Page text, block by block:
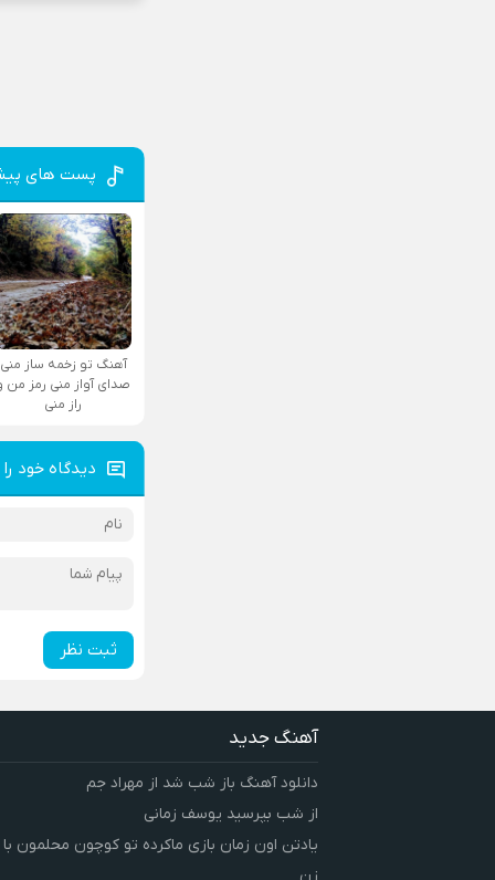
پست های
آهنگ تو زخمه ساز منی
صدای آواز منی رمز من
راز منی
دیدگاه خود
ثبت نظر
آهنگ جدید
دانلود آهنگ باز شب شد از مهراد جم
از شب بپرسید یوسف زمانی
یادتن اون زمان بازی ماکرده تو کوچون محلمون